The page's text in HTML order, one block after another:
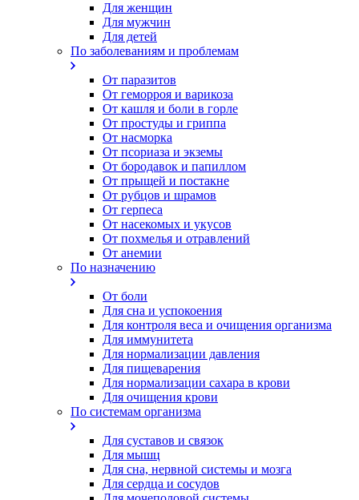
Для женщин
Для мужчин
Для детей
По заболеваниям и проблемам
От паразитов
Oт геморроя и варикоза
От кашля и боли в горле
От простуды и гриппа
От насморка
Oт псориаза и экземы
От бородавок и папиллом
От прыщей и постакне
От рубцов и шрамов
От герпеса
От насекомых и укусов
От похмелья и отравлений
От анемии
По назначению
От боли
Для сна и успокоения
Для контроля веса и очищения организма
Для иммунитета
Для нормализации давления
Для пищеварения
Для нормализации сахара в крови
Для очищения крови
По системам организма
Для суставов и связок
Для мышц
Для сна, нервной системы и мозга
Для сердца и сосудов